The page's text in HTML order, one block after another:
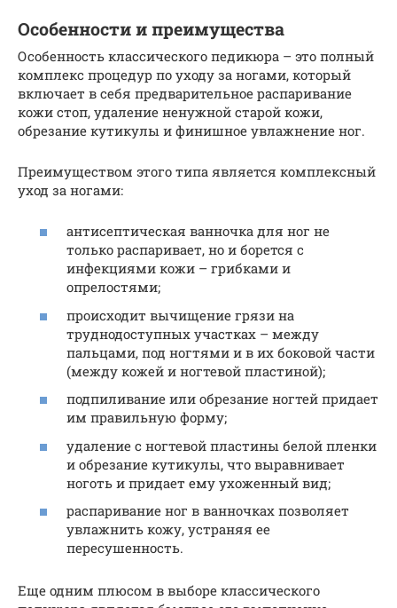
Особенности и преимущества
Особенность классического педикюра – это полный
комплекс процедур по уходу за ногами, который
включает в себя предварительное распаривание
кожи стоп, удаление ненужной старой кожи,
обрезание кутикулы и финишное увлажнение ног.
Преимуществом этого типа является комплексный
уход за ногами:
антисептическая ванночка для ног не
только распаривает, но и борется с
инфекциями кожи – грибками и
опрелостями;
происходит вычищение грязи на
труднодоступных участках – между
пальцами, под ногтями и в их боковой части
(между кожей и ногтевой пластиной);
подпиливание или обрезание ногтей придает
им правильную форму;
удаление с ногтевой пластины белой пленки
и обрезание кутикулы, что выравнивает
ноготь и придает ему ухоженный вид;
распаривание ног в ванночках позволяет
увлажнить кожу, устраняя ее
пересушенность.
Еще одним плюсом в выборе классического